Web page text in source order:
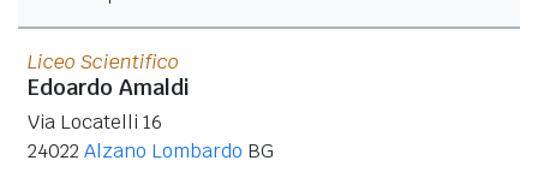
Liceo Scientifico
Edoardo Amaldi
Via Locatelli 16
24022 Alzano Lombardo BG